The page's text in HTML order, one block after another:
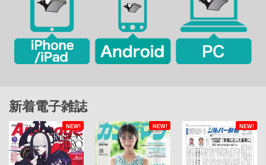
新着電子雑誌
NEW! NEW! NEW!